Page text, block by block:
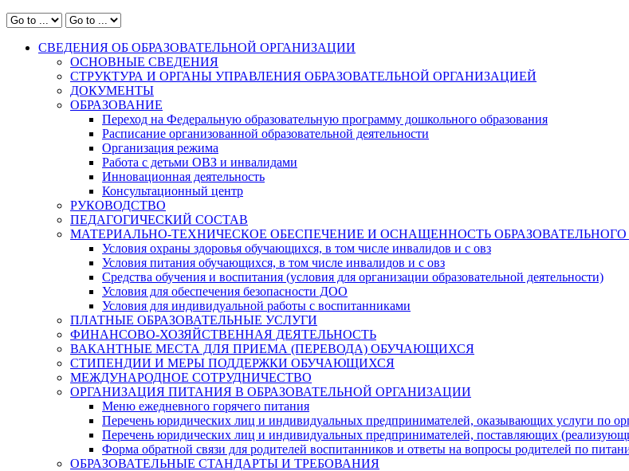
СВЕДЕНИЯ ОБ ОБРАЗОВАТЕЛЬНОЙ ОРГАНИЗАЦИИ
ОСНОВНЫЕ СВЕДЕНИЯ
СТРУКТУРА И ОРГАНЫ УПРАВЛЕНИЯ ОБРАЗОВАТЕЛЬНОЙ ОРГАНИЗАЦИЕЙ
ДОКУМЕНТЫ
ОБРАЗОВАНИЕ
Переход на Федеральную образовательную программу дошкольного образования
Расписание организованной образовательной деятельности
Организация режима
Работа с детьми ОВЗ и инвалидами
Инновационная деятельность
Консультационный центр
РУКОВОДСТВО
ПЕДАГОГИЧЕСКИЙ СОСТАВ
МАТЕРИАЛЬНО-ТЕХНИЧЕСКОЕ ОБЕСПЕЧЕНИЕ И ОСНАЩЕННОСТЬ
Условия охраны здоровья обучающихся, в том числе инвалидов и с овз
Условия питания обучающихся, в том числе инвалидов и с овз
Средства обучения и воспитания (условия для организации образовательной деятельности)
Условия для обеспечения безопасности ДОО
Условия для индивидуальной работы с воспитанниками
ПЛАТНЫЕ ОБРАЗОВАТЕЛЬНЫЕ УСЛУГИ
ФИНАНСОВО-ХОЗЯЙСТВЕННАЯ ДЕЯТЕЛЬНОСТЬ
ВАКАНТНЫЕ МЕСТА ДЛЯ ПРИЕМА (ПЕРЕВОДА) ОБУЧАЮЩИХСЯ
СТИПЕНДИИ И МЕРЫ ПОДДЕРЖКИ ОБУЧАЮЩИХСЯ
МЕЖДУНАРОДНОЕ СОТРУДНИЧЕСТВО
ОРГАНИЗАЦИЯ ПИТАНИЯ В ОБРАЗОВАТЕЛЬНОЙ ОРГАНИЗАЦИИ
Меню ежедневного горячего питания
Перечень юридических лиц и индивидуальных предпринимателей, оказывающих услуги по
Перечень юридических лиц и индивидуальных предпринимателей, поставляющих
Форма обратной связи для родителей воспитанников и ответы на вопросы родителей по
ОБРАЗОВАТЕЛЬНЫЕ СТАНДАРТЫ И ТРЕБОВАНИЯ